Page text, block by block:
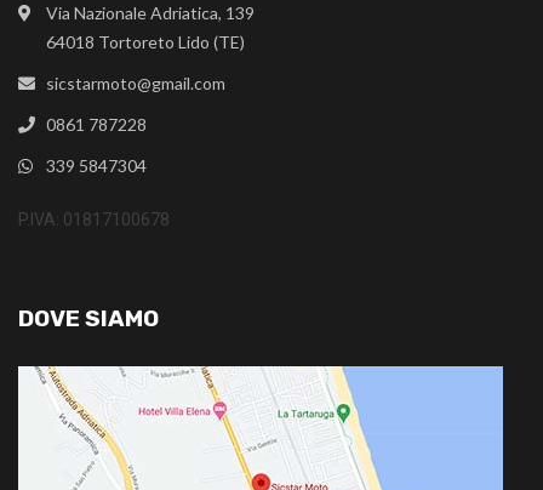
Via Nazionale Adriatica, 139
64018 Tortoreto Lido (TE)
sicstarmoto@gmail.com
0861 787228
339 5847304
P.IVA: 01817100678
DOVE SIAMO